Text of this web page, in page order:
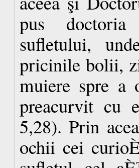
pus
sufletului,
pricinile bolii,
muiere spre
preacurvit cu
5,28). Prin
ochii cei